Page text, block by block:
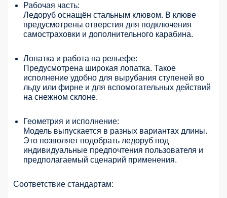
Рабочая часть:
Ледоруб оснащён стальным клювом. В клюве
предусмотрены отверстия для подключения
самостраховки и дополнительного карабина.
Лопатка и работа на рельефе:
Предусмотрена широкая лопатка. Такое
исполнение удобно для вырубания ступеней во
льду или фирне и для вспомогательных действий
на снежном склоне.
Геометрия и исполнение:
Модель выпускается в разных вариантах длины.
Это позволяет подобрать ледоруб под
индивидуальные предпочтения пользователя и
предполагаемый сценарий применения.
Соответствие стандартам: